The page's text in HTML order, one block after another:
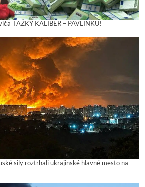
ŤAŽKÝ KALIBER – PAVLÍNKU!
sily roztrhali ukrajinské hlavné mesto na